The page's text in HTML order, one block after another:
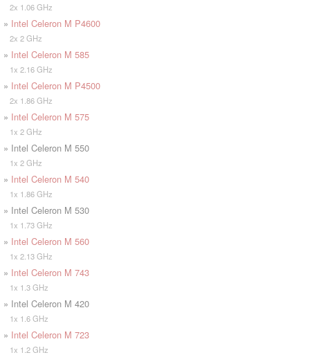
2x 1.06 GHz
» Intel Celeron M P4600
2x 2 GHz
» Intel Celeron M 585
1x 2.16 GHz
» Intel Celeron M P4500
2x 1.86 GHz
» Intel Celeron M 575
1x 2 GHz
» Intel Celeron M 550
1x 2 GHz
» Intel Celeron M 540
1x 1.86 GHz
» Intel Celeron M 530
1x 1.73 GHz
» Intel Celeron M 560
1x 2.13 GHz
» Intel Celeron M 743
1x 1.3 GHz
» Intel Celeron M 420
1x 1.6 GHz
» Intel Celeron M 723
1x 1.2 GHz